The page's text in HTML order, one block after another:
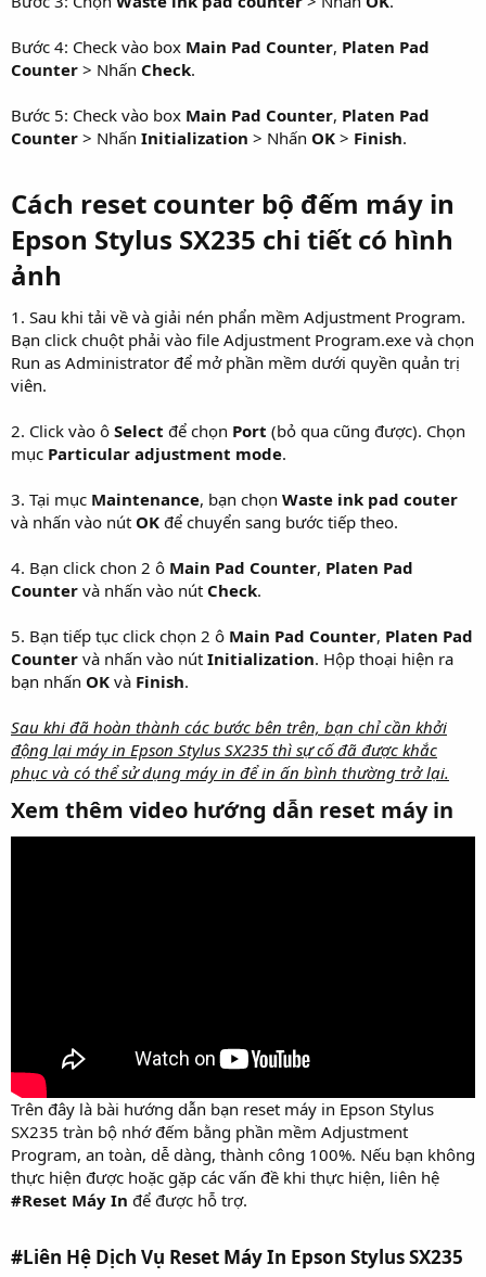
Bước 4: Check vào box Main Pad Counter, Platen Pad
Counter > Nhấn Check.
Bước 5: Check vào box Main Pad Counter, Platen Pad
Counter > Nhấn Initialization > Nhấn OK > Finish.
Cách reset counter bộ đếm máy in
Epson Stylus SX235 chi tiết có hình
ảnh​
1. Sau khi tải về và giải nén phẩn mềm Adjustment Program.
Bạn click chuột phải vào file Adjustment Program.exe và chọn
Run as Administrator để mở phần mềm dưới quyền quản trị
viên.
2. Click vào ô Select để chọn Port (bỏ qua cũng được). Chọn
mục Particular adjustment mode.
3. Tại mục Maintenance, bạn chọn Waste ink pad couter
và nhấn vào nút OK để chuyển sang bước tiếp theo.
4. Bạn click chon 2 ô Main Pad Counter, Platen Pad
Counter và nhấn vào nút Check.
5. Bạn tiếp tục click chọn 2 ô Main Pad Counter, Platen Pad
Counter và nhấn vào nút Initialization. Hộp thoại hiện ra
bạn nhấn OK và Finish.
Sau khi đã hoàn thành các bước bên trên, bạn chỉ cần khởi
động lại máy in Epson Stylus SX235 thì sự cố đã được khắc
phục và có thể sử dụng máy in để in ấn bình thường trở lại.
Xem thêm video hướng dẫn reset máy in​
Trên đây là bài hướng dẫn bạn reset máy in Epson Stylus
SX235 tràn bộ nhớ đếm bằng phần mềm Adjustment
Program, an toàn, dễ dàng, thành công 100%. Nếu bạn không
thực hiện được hoặc gặp các vấn đề khi thực hiện, liên hệ
#Reset Máy In để được hỗ trợ.
#Liên Hệ Dịch Vụ Reset Máy In Epson Stylus SX235